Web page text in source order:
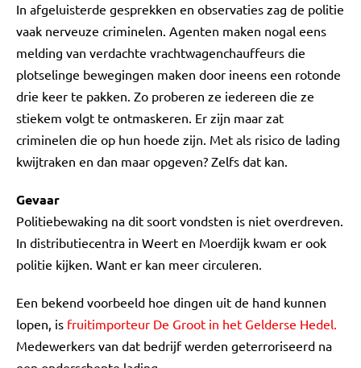
In afgeluisterde gesprekken en observaties zag de politie
vaak nerveuze criminelen. Agenten maken nogal eens
melding van verdachte vrachtwagenchauffeurs die
plotselinge bewegingen maken door ineens een rotonde
drie keer te pakken. Zo proberen ze iedereen die ze
stiekem volgt te ontmaskeren. Er zijn maar zat
criminelen die op hun hoede zijn. Met als risico de lading
kwijtraken en dan maar opgeven? Zelfs dat kan.
Gevaar
Politiebewaking na dit soort vondsten is niet overdreven.
In distributiecentra in Weert en Moerdijk kwam er ook
politie kijken. Want er kan meer circuleren.
Een bekend voorbeeld hoe dingen uit de hand kunnen
lopen, is fruitimporteur De Groot in het Gelderse Hedel.
Medewerkers van dat bedrijf werden geterroriseerd na